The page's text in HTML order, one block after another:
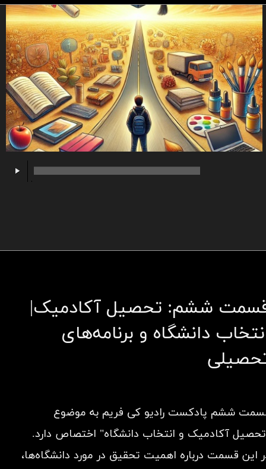
ششم: تحصیل آکادمیک|
دانشگاه و برنامه‌های
ششم پادکست رادیو کی فریم به موضوع
آکادمیک و انتخاب دانشگاه" اختصاص دارد.
این قسمت درباره اهمیت تحقیق در مورد دانشگاه‌ها،